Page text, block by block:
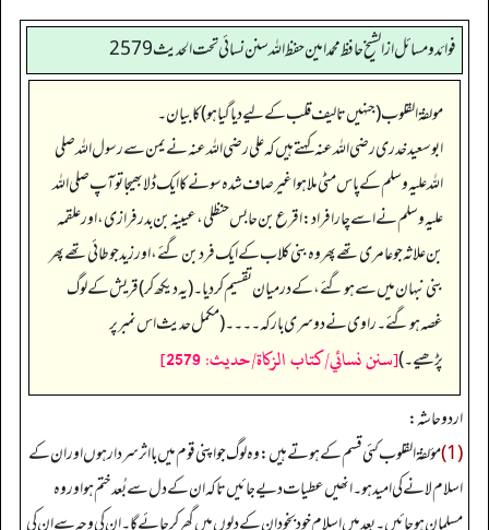
فوائد ومسائل از الشيخ حافظ محمد امين حفظ الله سنن نسائي تحت الحديث2579
مولفۃ القلوب (جنہیں تالیف قلب کے لیے دیا گیا ہو) کا بیان۔
ابو سعید خدری رضی الله عنہ کہتے ہیں کہ علی رضی اللہ عنہ نے یمن سے رسول اللہ صلی
اللہ علیہ وسلم کے پاس مٹی ملا ہوا غیر صاف شدہ سونے کا ایک ڈلا بھیجا تو آپ صلی اللہ
علیہ وسلم نے اسے چار افراد: اقرع بن حابس حنظلی، عیینہ بن بدر فرازی، اور علقمہ
بن علاثہ جو عامری تھے پھر وہ بنی کلاب کے ایک فرد بن گئے، اور زید جو طائی تھے پھر
بنی نبہان میں سے ہو گئے، کے درمیان تقسیم کر دیا۔ (یہ دیکھ کر) قریش کے لوگ
غصہ ہو گئے۔ راوی نے دوسری بار کہ۔۔۔۔ (مکمل حدیث اس نمبر پر
پڑھیے۔)[سنن نسائي/كتاب الزكاة/حدیث: 2579]
اردو حاشہ:
(1) مؤلفۃ القلوب کئی قسم کے ہوتے ہیں: وہ لوگ جو اپنی قوم میں با اثر سردار ہوں اور ان کے
اسلام لانے کی امید ہو۔ انھیں عطیات دیے جائیں تاکہ ان کے دل سے بُعد ختم ہو اور وہ